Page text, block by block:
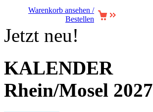
Warenkorb ansehen /
Bestellen
Jetzt neu!
KALENDER
Rhein/Mosel 2027